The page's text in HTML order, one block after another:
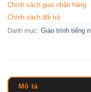
Chính sách giao nhận hàng
Chính sách đổi trả
Danh mục: Giáo trình tiếng
Mô tả